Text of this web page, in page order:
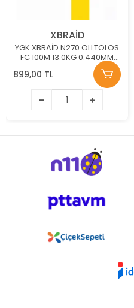
XBRAİD
YGK XBRAİD N270 OLLTOLOS
FC 100M 13.0KG 0.440MM
FLOUROCARBON MİSİNA
899,00 TL